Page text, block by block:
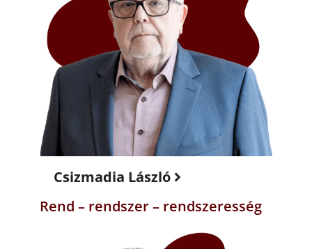
Csizmadia László
Rend – rendszer – rendszeresség